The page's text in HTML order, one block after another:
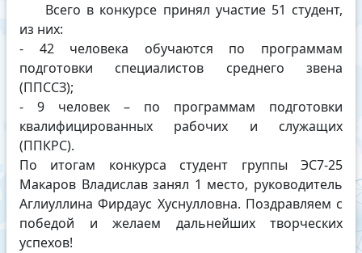
Всего в конкурсе принял участие 51 студент,
из них:
- 42 человека обучаются по программам
подготовки специалистов среднего звена
(ППССЗ);
- 9 человек – по программам подготовки
квалифицированных рабочих и служащих
(ППКРС).
По итогам конкурса студент группы ЭС7-25
Макаров Владислав занял 1 место, руководитель
Аглиуллина Фирдаус Хуснулловна. Поздравляем с
победой и желаем дальнейших творческих
успехов!